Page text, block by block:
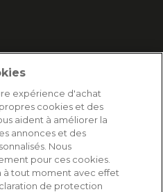
expérience d'achat
cookies et des
aident à améliorer la
annonces et des
Nous
pour ces cookies.
à tout moment avec effet
de protection